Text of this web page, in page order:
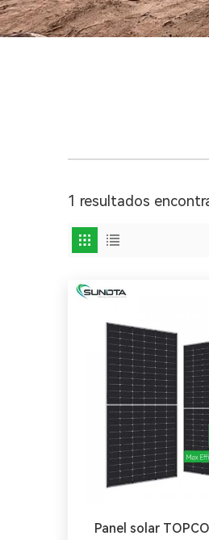
1 resultados
Panel solar